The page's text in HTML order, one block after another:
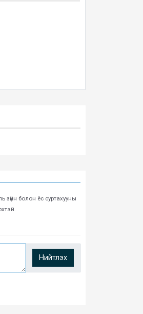
зүйн болон ёс суртахууны
Нийтлэх